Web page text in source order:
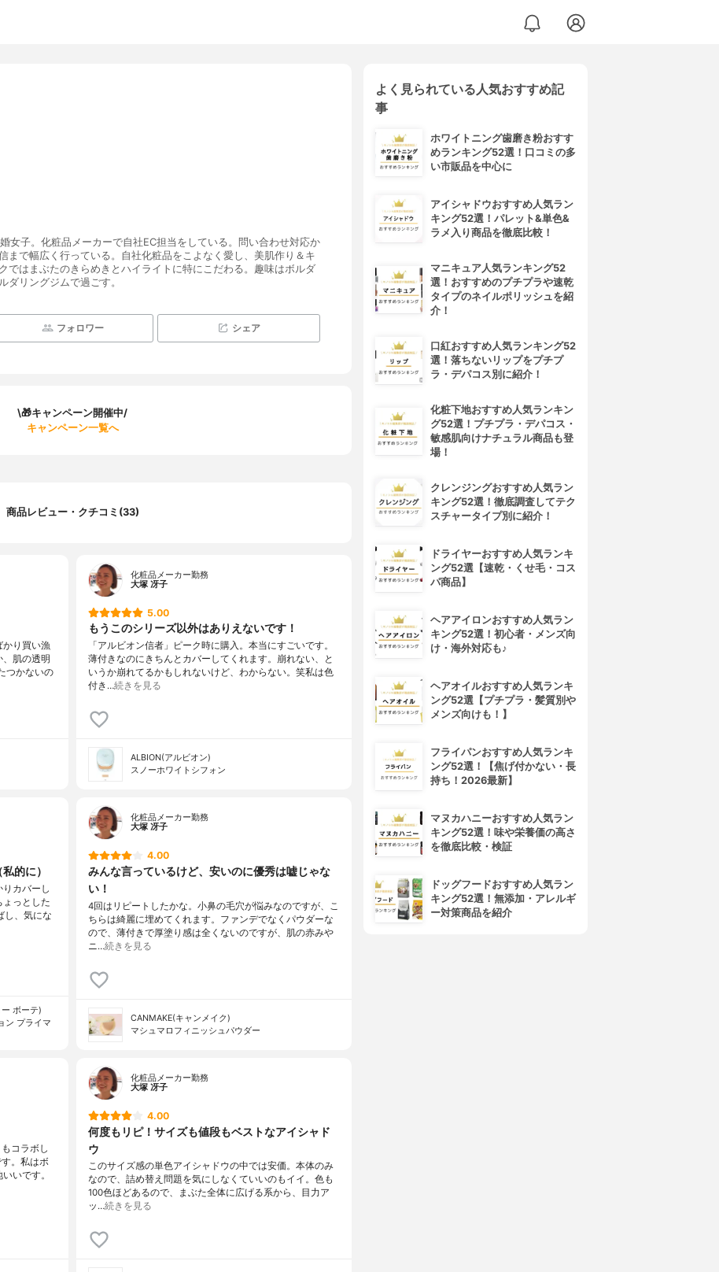
女子。化粧品メーカーで自社EC担当をしている。問い合わせ対応か
まで幅広く行っている。自社化粧品をこよなく愛し、美肌作り＆キ
ではまぶたのきらめきとハイライトに特にこだわる。趣味はボルダ
ダリングジムで過ごす。
フォロワー シェア
\🎁キャンペーン開催中/
キャンペーン一覧へ
商品レビュー・クチコミ(33)
り買い漁
肌の透明
つかないの
化粧品メーカー勤務
大塚 冴子
5.00
もうこのシリーズ以外はありえないです！
「アルビオン信者」ピーク時に購入。本当にすごいです。
薄付きなのにきちんとカバーしてくれます。崩れない、と
いうか崩れてるかもしれないけど、わからない。笑私は色
付き…続きを見る
ALBION(アルビオン)
スノーホワイトシフォン
的に）
カバーし
っとした
し、気にな
ー ボーテ)
ン プライマ
化粧品メーカー勤務
大塚 冴子
4.00
みんな言っているけど、安いのに優秀は嘘じゃな
い！
4回はリピートしたかな。小鼻の毛穴が悩みなのですが、こ
ちらは綺麗に埋めてくれます。ファンデでなくパウダーな
ので、薄付きで厚塗り感は全くないのですが、肌の赤みや
ニ…続きを見る
CANMAKE(キャンメイク)
マシュマロフィニッシュパウダー
コラボし
。私はボ
いです。
化粧品メーカー勤務
大塚 冴子
4.00
何度もリピ！サイズも値段もベストなアイシャド
ウ
このサイズ感の単色アイシャドウの中では安価。本体のみ
なので、詰め替え問題を気にしなくていいのもイイ。色も
100色ほどあるので、まぶた全体に広げる系から、目力ア
ッ…続きを見る
よく見られている人気おすすめ記
事
ホワイトニング歯磨き粉おすす
めランキング52選！口コミの多
い市販品を中心に
アイシャドウおすすめ人気ラン
キング52選！パレット&単色&
ラメ入り商品を徹底比較！
マニキュア人気ランキング52
選！おすすめのプチプラや速乾
タイプのネイルポリッシュを紹
介！
口紅おすすめ人気ランキング52
選！落ちないリップをプチプ
ラ・デパコス別に紹介！
化粧下地おすすめ人気ランキン
グ52選！プチプラ・デパコス・
敏感肌向けナチュラル商品も登
場！
クレンジングおすすめ人気ラン
キング52選！徹底調査してテク
スチャータイプ別に紹介！
ドライヤーおすすめ人気ランキ
ング52選【速乾・くせ毛・コス
パ商品】
ヘアアイロンおすすめ人気ラン
キング52選！初心者・メンズ向
け・海外対応も♪
ヘアオイルおすすめ人気ランキ
ング52選【プチプラ・髪質別や
メンズ向けも！】
フライパンおすすめ人気ランキ
ング52選！【焦げ付かない・長
持ち！2026最新】
マヌカハニーおすすめ人気ラン
キング52選！味や栄養価の高さ
を徹底比較・検証
ドッグフードおすすめ人気ラン
キング52選！無添加・アレルギ
ー対策商品を紹介